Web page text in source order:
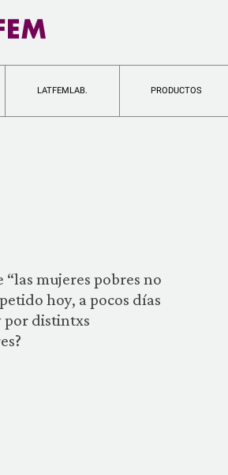
LATFEMLAB. PRODUCTOS
mujeres pobres no
hoy, a pocos días
por distintxs